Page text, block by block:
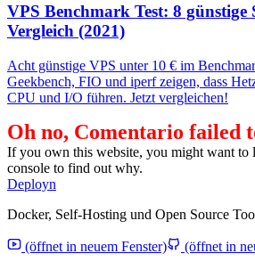
VPS Benchmark Test: 8 günstige
Vergleich (2021)
Acht günstige VPS unter 10 € im
Geekbench, FIO und iperf zeigen, dass
CPU und I/O führen. Jetzt vergleichen!
Oh no, Comentario failed
If you own this website, you might want to
console to find out why.
Deployn
Docker, Self-Hosting und Open Source
(öffnet in neuem Fenster) (öffnet in